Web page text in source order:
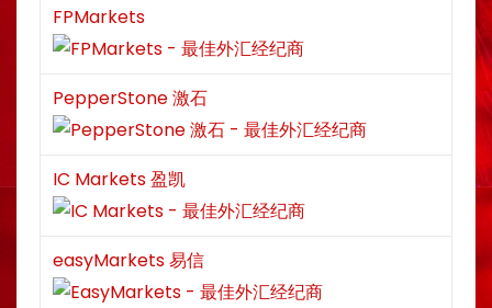
FPMarkets
PepperStone 激石
IC Markets 盈凯
easyMarkets 易信